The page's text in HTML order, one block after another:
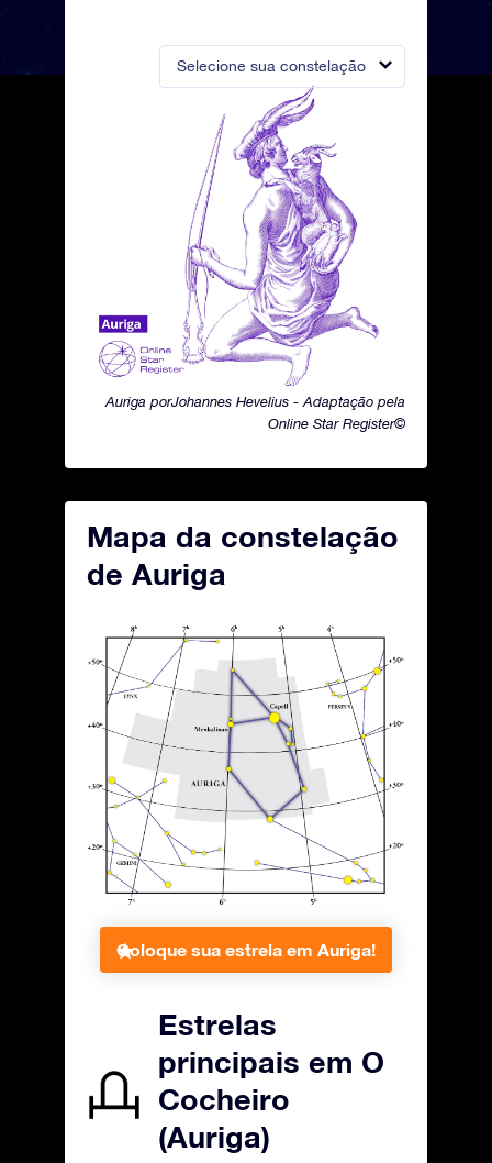
Selecione sua constelação
Auriga porJohannes Hevelius - Adaptação pela
Online Star Register©
Mapa da constelação
de Auriga
Coloque sua estrela em Auriga!
Estrelas
principais em O
Cocheiro
(Auriga)